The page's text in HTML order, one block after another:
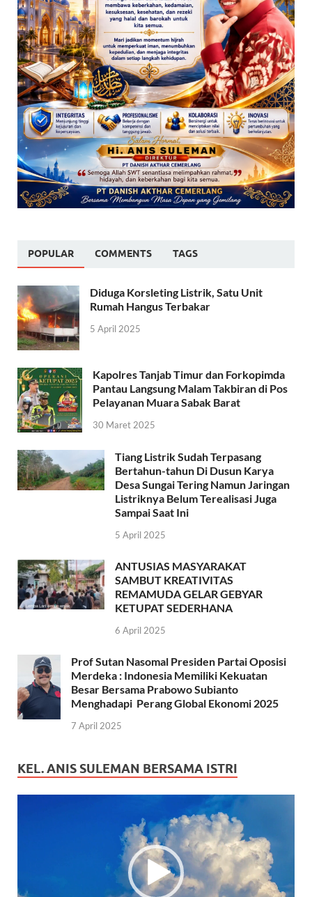
POPULAR COMMENTS TAGS
Diduga Korsleting Listrik, Satu Unit
Rumah Hangus Terbakar
5 April 2025
Kapolres Tanjab Timur dan Forkopimda
Pantau Langsung Malam Takbiran di Pos
Pelayanan Muara Sabak Barat
30 Maret 2025
Tiang Listrik Sudah Terpasang
Bertahun-tahun Di Dusun Karya
Desa Sungai Tering Namun Jaringan
Listriknya Belum Terealisasi Juga
Sampai Saat Ini
5 April 2025
ANTUSIAS MASYARAKAT
SAMBUT KREATIVITAS
REMAMUDA GELAR GEBYAR
KETUPAT SEDERHANA
6 April 2025
Prof Sutan Nasomal Presiden Partai Oposisi
Merdeka : Indonesia Memiliki Kekuatan
Besar Bersama Prabowo Subianto
Menghadapi Perang Global Ekonomi 2025
7 April 2025
KEL. ANIS SULEMAN BERSAMA ISTRI